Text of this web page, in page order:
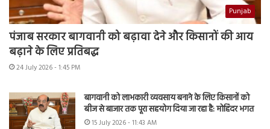
Punjab
पंजाब सरकार बागवानी को बढ़ावा देने और किसानों की आय
बढ़ाने के लिए प्रतिबद्ध
24 July 2026 - 1:45 PM
बागवानी को लाभकारी व्यवसाय बनाने के लिए किसानों को
बीज से बाजार तक पूरा सहयोग दिया जा रहा है: मोहिंदर भगत
15 July 2026 - 11:43 AM